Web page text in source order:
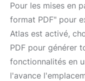
Pour les mises en
format PDF" pour
Atlas est activé,
PDF pour générer
fonctionnalités en
l'avance